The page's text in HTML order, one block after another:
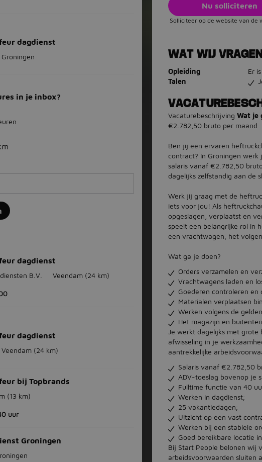
dagdienst
Groningen
in je inbox?
dagdienst
B.V. Veendam (24 km)
dagdienst
Veendam (24 km)
bij Topbrands
(13 km)
uur
Groningen
Nu solliciteren
Solliciteer op de website van de
WAT WIJ VRAGEN
Opleiding
Er
Talen
Vacaturebeschrijving Wat je
€2.782,50 bruto per maand
Ben jij een ervaren
contract? In Groningen
salaris vanaf €2.782,50
dagelijks zelfstandig aan de
Werk jij graag met de
iets voor jou! Als
opgeslagen, verplaatst en
speelt een belangrijke rol in
een vrachtwagen, het
Wat ga je doen?
Orders verzamelen en
Vrachtwagens laden en
Goederen controleren en
Materialen verplaatsen
Werken volgens de
Het magazijn en
Je werkt dagelijks met
afwisseling in je
aantrekkelijke
Salaris vanaf €2.782,50
ADV-toeslag bovenop je
Fulltime functie van 40
Werken in dagdienst;
25 vakantiedagen;
Uitzicht op een vast
Werken bij een stabiele
Goed bereikbare locatie
Bij Start People belonen wij
arbeidsvoorwaarden sluiten